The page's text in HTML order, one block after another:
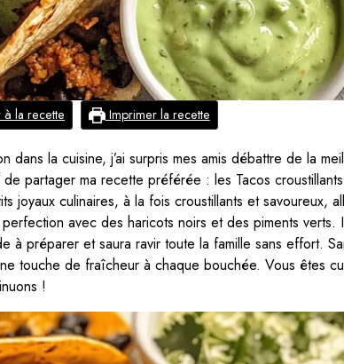
la recette Imprimer la recette
dans la cuisine, j’ai surpris mes amis débattre de la
partager ma recette préférée : les Tacos
joyaux culinaires, à la fois croustillants et savoureux,
avec des haricots noirs et des piments verts.
à préparer et saura ravir toute la famille sans effort.
touche de fraîcheur à chaque bouchée. Vous êtes
!